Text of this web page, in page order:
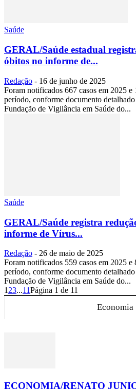
Saúde
GERAL/Saúde estadual
óbitos no informe de...
Redação - 16 de junho de 2025
Foram notificados 667 casos em 2025
período, conforme documento
Fundação de Vigilância em Saúde do...
Saúde
GERAL/Saúde registra
informe de Vírus...
Redação - 26 de maio de 2025
Foram notificados 559 casos em 2025 e
período, conforme documento
Fundação de Vigilância em Saúde do...
1 23...11Página 1 de 11
Economia
ECONOMIA/RENATO